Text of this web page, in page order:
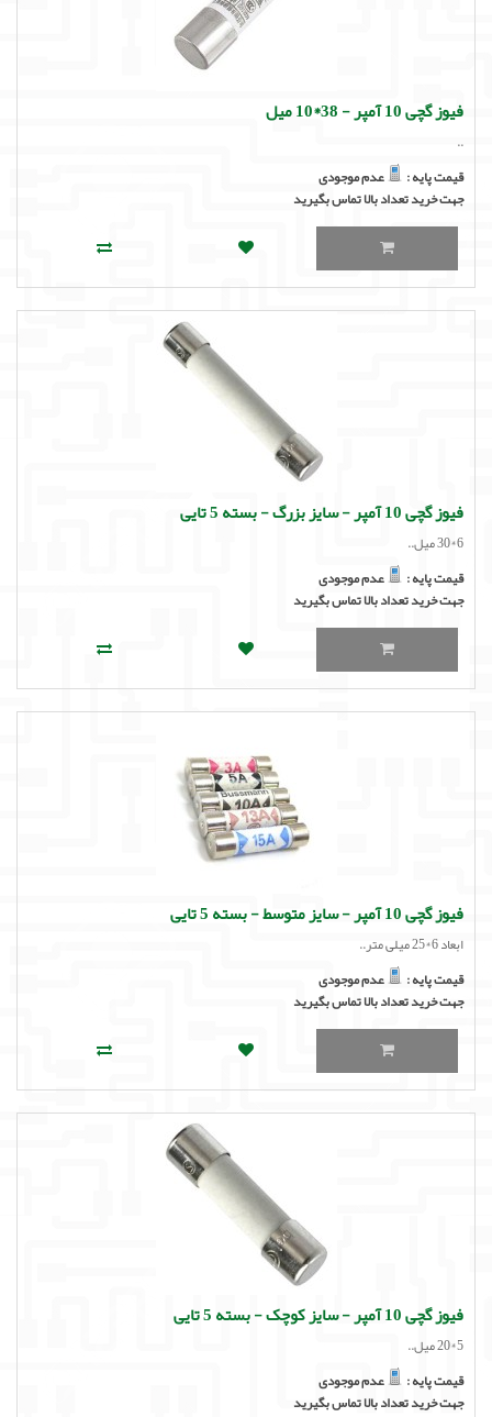
فیوز گچی 10 آمپر - 38*10 میل
..
قیمت پایه :
عدم موجودی
جهت خرید تعداد بالا تماس بگیرید
فیوز گچی 10 آمپر - سایز بزرگ - بسته 5 تایی
6*30 میل..
قیمت پایه :
عدم موجودی
جهت خرید تعداد بالا تماس بگیرید
فیوز گچی 10 آمپر - سایز متوسط - بسته 5 تایی
ابعاد 6*25 میلی متر..
قیمت پایه :
عدم موجودی
جهت خرید تعداد بالا تماس بگیرید
فیوز گچی 10 آمپر - سایز کوچک - بسته 5 تایی
5*20 میل..
قیمت پایه :
عدم موجودی
جهت خرید تعداد بالا تماس بگیرید